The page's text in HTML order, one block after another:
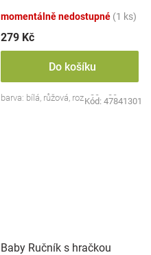
momentálně nedostupné (1 ks)
279 Kč
Do košíku
barva: bílá, růžová, roz.: 80 x 80 cm
Kód: 47841301
Baby Ručník s hračkou